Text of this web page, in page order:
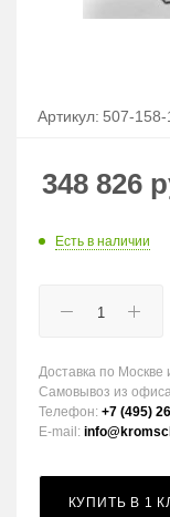
Артикул: 507-158-
348 826
Есть в наличии
Доставка по Москве
Самовывоз из
Телефон: +7 (495)
E-mail:
КУПИТЬ В 1